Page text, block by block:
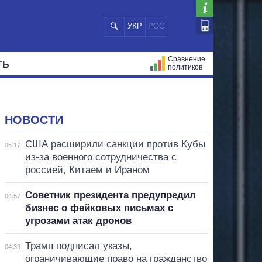
УКР РОС
Сравнение
политиков
НОВОСТИ
05:17
США расширили санкции против Кубы
из-за военного сотрудничества с
россией, Китаем и Ираном
04:57
Советник президента предупредил
бизнес о фейковых письмах с
угрозами атак дронов
04:39
Трамп подписал указы,
ограничивающие право на гражданство